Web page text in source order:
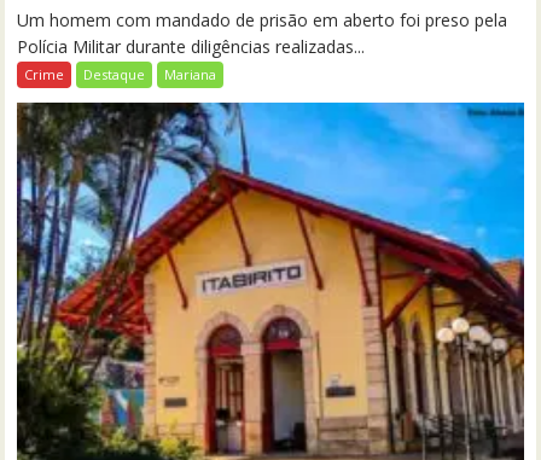
Um homem com mandado de prisão em aberto foi preso pela
Polícia Militar durante diligências realizadas...
Crime Destaque Mariana